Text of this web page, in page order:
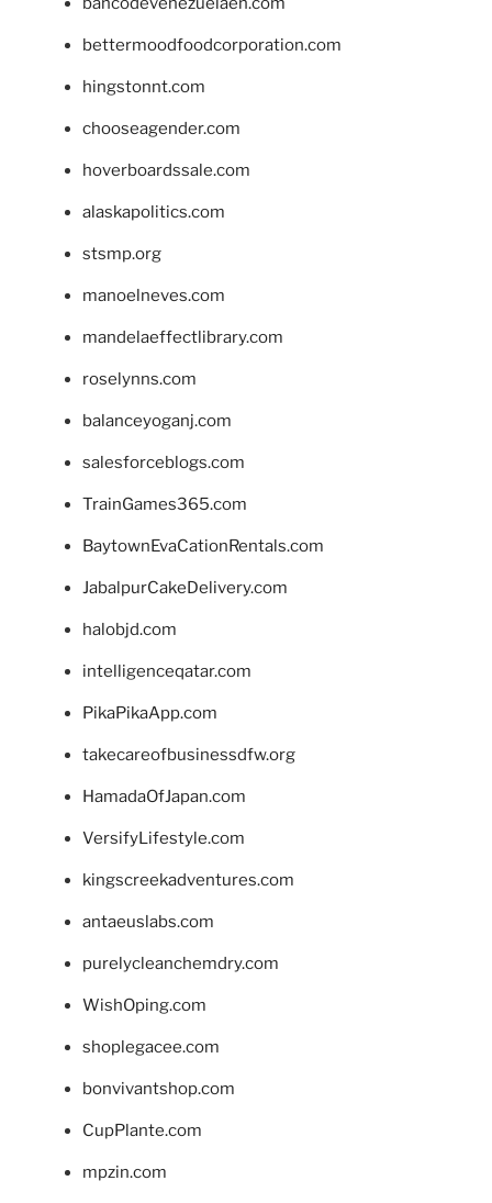
bettermoodfoodcorporation.com
hingstonnt.com
chooseagender.com
hoverboardssale.com
alaskapolitics.com
stsmp.org
manoelneves.com
mandelaeffectlibrary.com
roselynns.com
balanceyoganj.com
salesforceblogs.com
TrainGames365.com
BaytownEvaCationRentals.com
JabalpurCakeDelivery.com
halobjd.com
intelligenceqatar.com
PikaPikaApp.com
takecareofbusinessdfw.org
HamadaOfJapan.com
VersifyLifestyle.com
kingscreekadventures.com
antaeuslabs.com
purelycleanchemdry.com
WishOping.com
shoplegacee.com
bonvivantshop.com
CupPlante.com
mpzin.com